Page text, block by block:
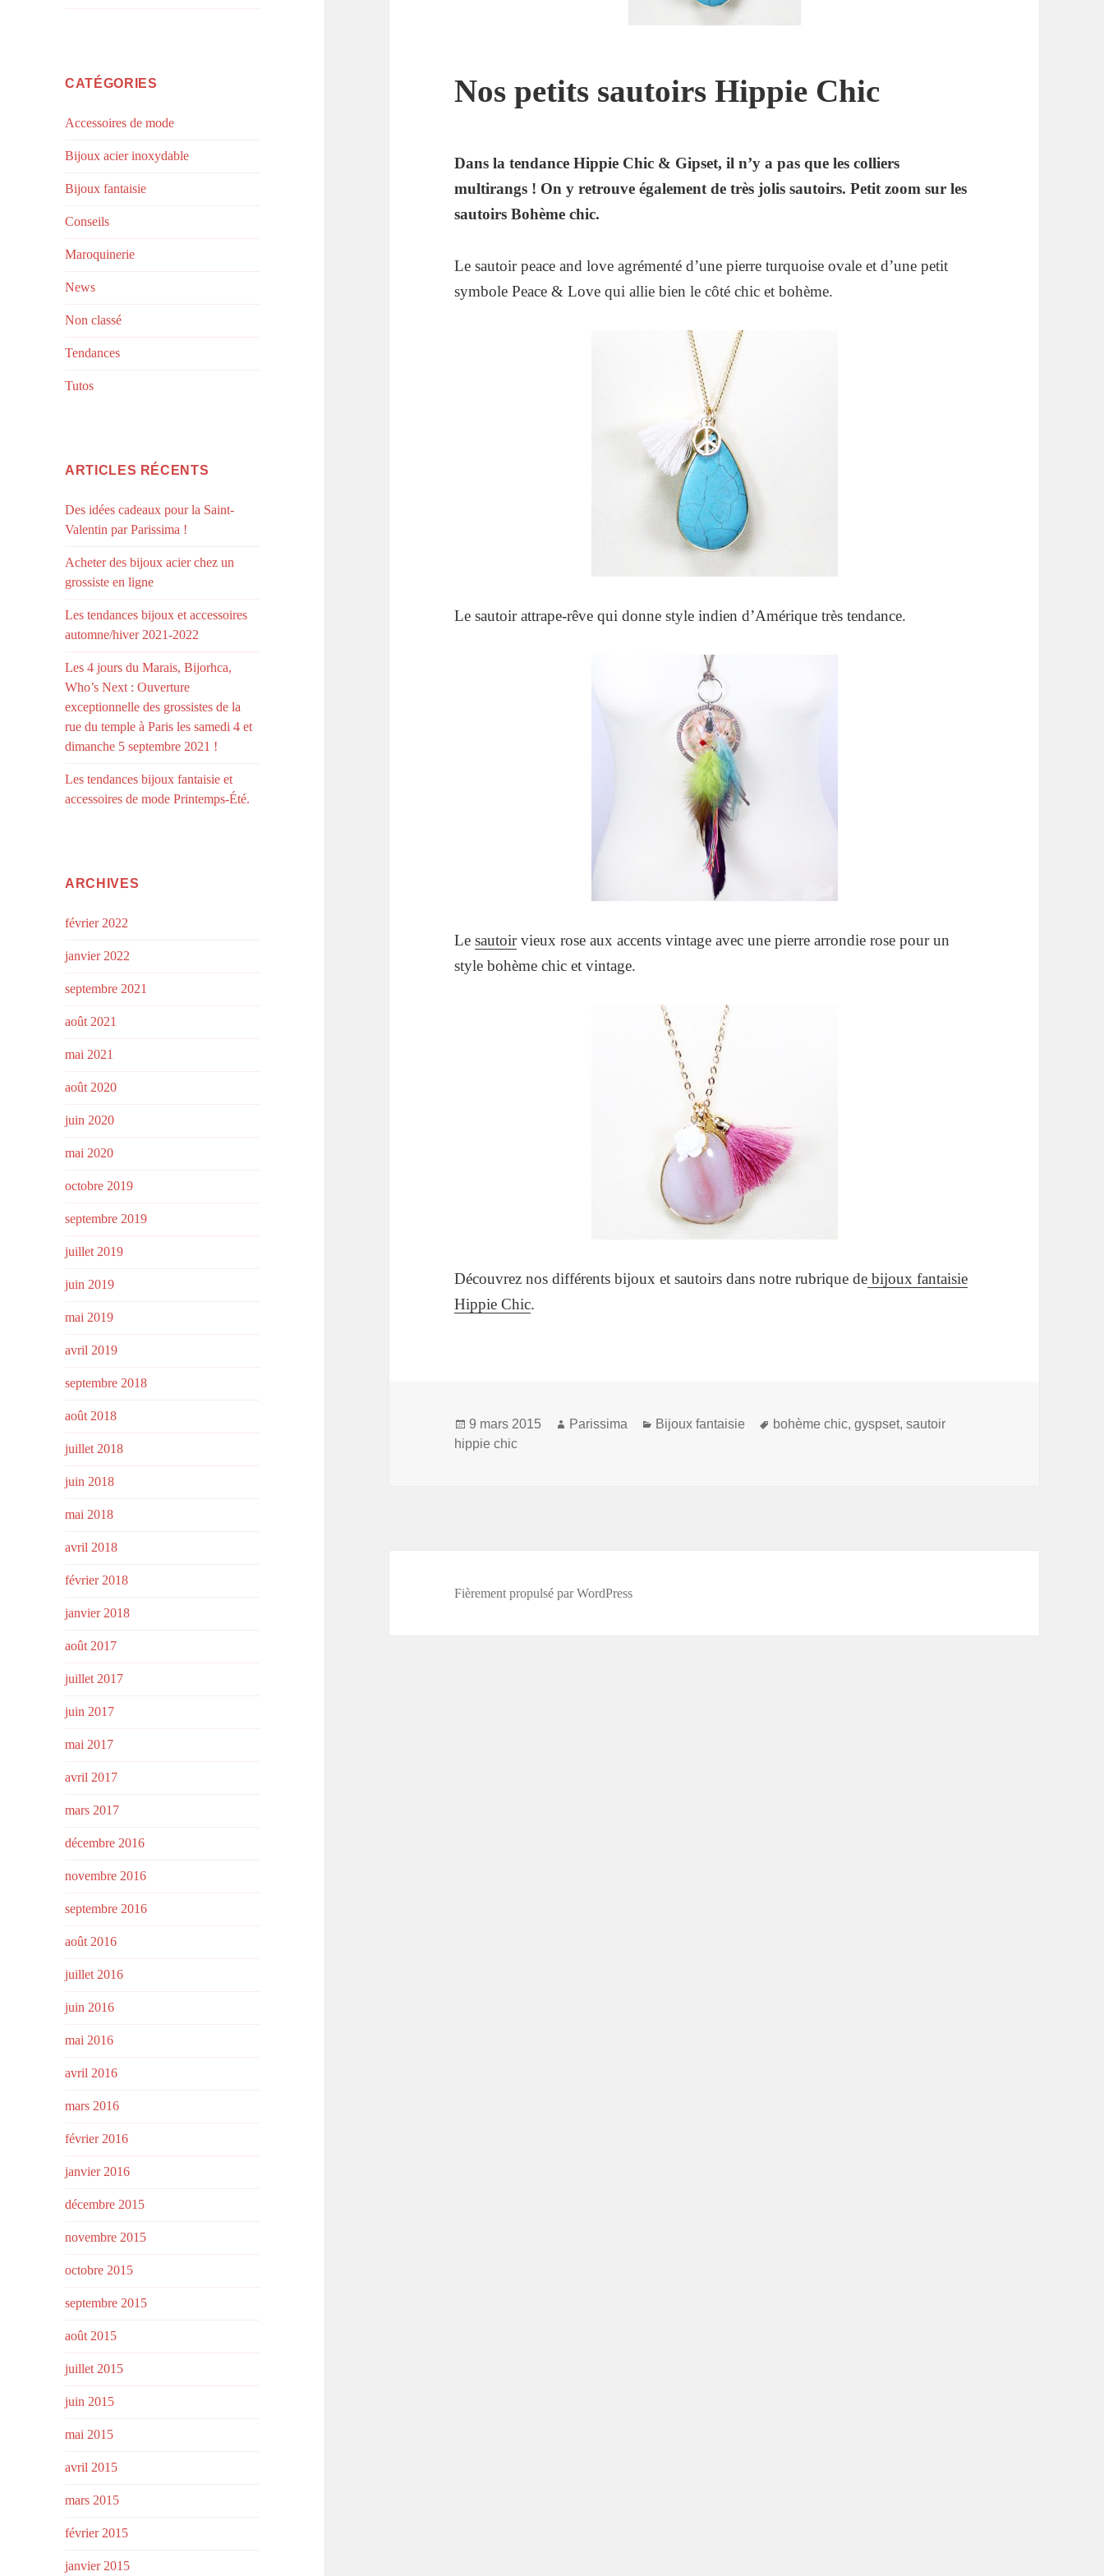
CATÉGORIES
Accessoires de mode
Bijoux acier inoxydable
Bijoux fantaisie
Conseils
Maroquinerie
News
Non classé
Tendances
Tutos
ARTICLES RÉCENTS
Des idées cadeaux pour la Saint-
Valentin par Parissima !
Acheter des bijoux acier chez un
grossiste en ligne
Les tendances bijoux et accessoires
automne/hiver 2021-2022
Les 4 jours du Marais, Bijorhca,
Who’s Next : Ouverture
exceptionnelle des grossistes de la
rue du temple à Paris les samedi 4 et
dimanche 5 septembre 2021 !
Les tendances bijoux fantaisie et
accessoires de mode Printemps-Été.
ARCHIVES
février 2022
janvier 2022
septembre 2021
août 2021
mai 2021
août 2020
juin 2020
mai 2020
octobre 2019
septembre 2019
juillet 2019
juin 2019
mai 2019
avril 2019
septembre 2018
août 2018
juillet 2018
juin 2018
mai 2018
avril 2018
février 2018
janvier 2018
août 2017
juillet 2017
juin 2017
mai 2017
avril 2017
mars 2017
décembre 2016
novembre 2016
septembre 2016
août 2016
juillet 2016
juin 2016
mai 2016
avril 2016
mars 2016
février 2016
janvier 2016
décembre 2015
novembre 2015
octobre 2015
septembre 2015
août 2015
juillet 2015
juin 2015
mai 2015
avril 2015
mars 2015
février 2015
janvier 2015
Nos petits sautoirs Hippie Chic
Dans la tendance Hippie Chic & Gipset, il n’y a pas que les colliers
multirangs ! On y retrouve également de très jolis sautoirs. Petit zoom sur les
sautoirs Bohème chic.
Le sautoir peace and love agrémenté d’une pierre turquoise ovale et d’une petit
symbole Peace & Love qui allie bien le côté chic et bohème.
Le sautoir attrape-rêve qui donne style indien d’Amérique très tendance.
Lesautoirvieux rose aux accents vintage avec une pierre arrondie rose pour un
style bohème chic et vintage.
Découvrez nos différents bijoux et sautoirs dans notre rubrique de bijoux fantaisie
Hippie Chic.
Publié
le
9 mars 2015 Auteur
Parissima Catégories
Bijoux fantaisie
Mots-
bohème chic,gyspset,sautoir
hippie chic
Fièrement propulsé par WordPress